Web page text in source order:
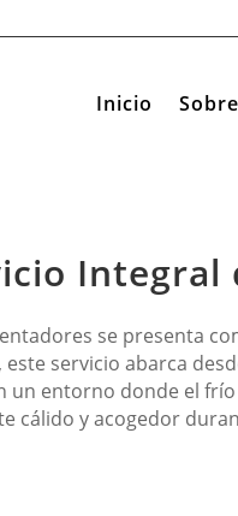
Inicio
Integral
se presenta
servicio abarca
un entorno donde el
cálido y acogedor